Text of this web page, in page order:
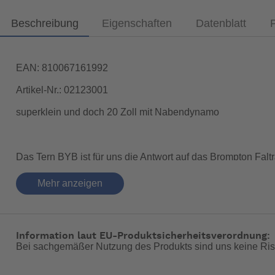
Beschreibung Eigenschaften Datenblatt
EAN: 810067161992
Artikel-Nr.: 02123001
superklein und doch 20 Zoll mit Nabendynamo
Das Tern BYB ist für uns die Antwort auf das Brompton
Nun kommt das BYB P8 in Mattschwarz auf den Markt.
Alle diese Werte hält das BYB ein. 20 Zoll mit langem
Kettenführung wird geschützt. Ein ideales Pendlerrad.
Mehr anzeigen
Information laut EU-Produktsicherheitsverordnung:
Bei sachgemäßer Nutzung des Produkts sind uns keine